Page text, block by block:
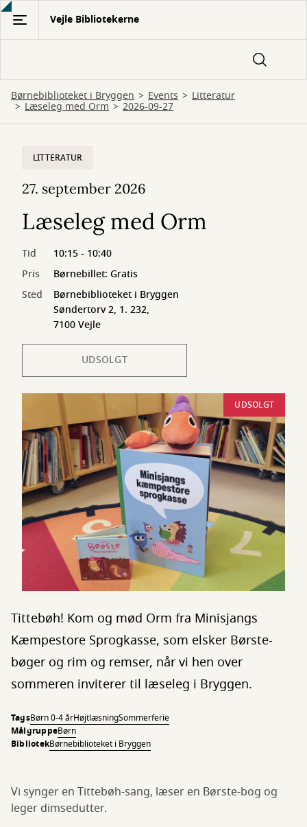
Gå
hovedindhold
Vejle Bibliotekerne
Børnebiblioteket i Bryggen Events Litteratur
Læseleg med Orm 2026-09-27
UDSOLGT
LITTERATUR
27. september 2026
Læseleg med Orm
Tid
10:15 - 10:40
Pris
Børnebillet: Gratis
Sted
Børnebiblioteket i Bryggen
Søndertorv 2, 1. 232,
7100 Vejle
UDSOLGT
Tittebøh! Kom og mød Orm fra Minisjangs
Kæmpestore Sprogkasse, som elsker Børste-
bøger og rim og remser, når vi hen over
sommeren inviterer til læseleg i Bryggen.
TagsBørn 0-4 årHøjtlæsningSommerferie
MålgruppeBørn
BibliotekBørnebiblioteket i Bryggen
Vi synger en Tittebøh-sang, læser en Børste-bog og
leger dimsedutter.